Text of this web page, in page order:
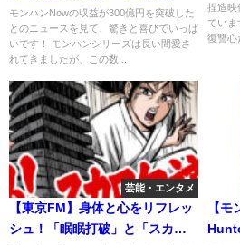
モンハンNowの収益が300億円を突破した
とのニュースを見て、驚きと喜びでいっぱ
いです！ モンハンシリーズは長い間愛さ
れてきましたが、この数...
捏造映
てい
復讐心
芸能・エンタメ
【東京FM】身体と心をリフレッ
シュ！「眠眠打破」と「スカロ
【